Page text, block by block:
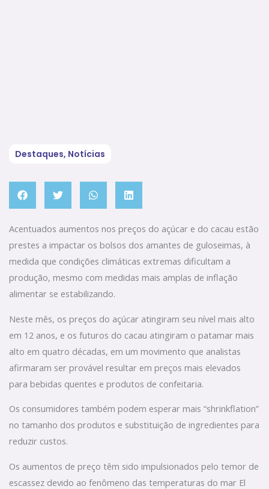
Destaques, Notícias
Acentuados aumentos nos preços do açúcar e do cacau estão
prestes a impactar os bolsos dos amantes de guloseimas, à
medida que condições climáticas extremas dificultam a
produção, mesmo com medidas mais amplas de inflação
alimentar se estabilizando.
Neste mês, os preços do açúcar atingiram seu nível mais alto
em 12 anos, e os futuros do cacau atingiram o patamar mais
alto em quatro décadas, em um movimento que analistas
afirmaram ser provável resultar em preços mais elevados
para bebidas quentes e produtos de confeitaria.
Os consumidores também podem esperar mais “shrinkflation”
no tamanho dos produtos e substituição de ingredientes para
reduzir custos.
Os aumentos de preço têm sido impulsionados pelo temor de
escassez devido ao fenômeno das temperaturas do mar El